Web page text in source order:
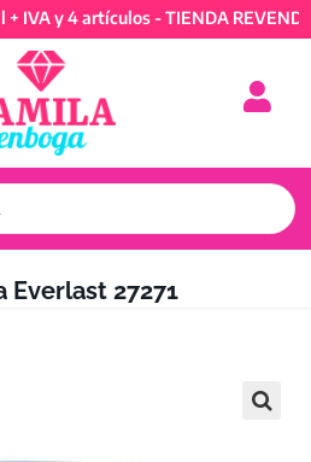
y 4 artículos - TIENDA
Everlast 27271